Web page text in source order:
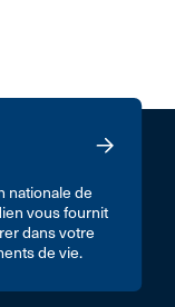
nationale de
vous fournit
dans votre
de vie.